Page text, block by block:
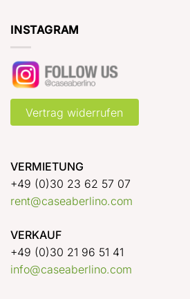
INSTAGRAM
Vertrag widerrufen
VERMIETUNG
+49 (0)30 23 62 57 07
rent@caseaberlino.com
VERKAUF
+49 (0)30 21 96 51 41
info@caseaberlino.com